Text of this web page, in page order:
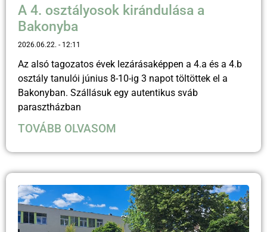
A 4. osztályosok kirándulása a
Bakonyba
2026.06.22. 12:11
Az alsó tagozatos évek lezárásaképpen a 4.a és a 4.b
osztály tanulói június 8-10-ig 3 napot töltöttek el a
Bakonyban. Szállásuk egy autentikus sváb
parasztházban
TOVÁBB OLVASOM